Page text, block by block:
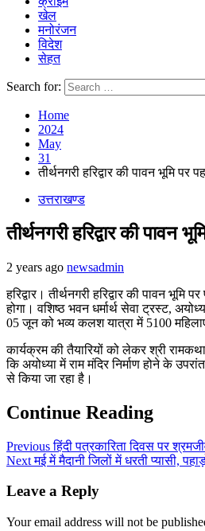
खेल
मनोरंजन
विदेश
सेहत
Search for:
Home
2024
May
31
तीर्थनगरी हरिद्वार की पावन भूमि
उत्तराखण्ड
तीर्थनगरी हरिद्वार की
2 years ago newsadmin
हरिद्वार। तीर्थनगरी हरिद्वार की पावन
होगा। वशिष्ठ भवन धर्मार्थ सेवा ट्रस्ट,
05 जून को भव्य कलश यात्रा में 5100
कार्यक्रम की तैयारियों को लेकर श्री
कि अयोध्या में राम मंदिर निर्माण होने के
से किया जा रहा है।
Continue Reading
Previousहिंदी पत्रकारिता दिवस पर
Nextमई में मैदानी जिलों में धरती प्यासी,
Leave a Reply
Your email address will not be